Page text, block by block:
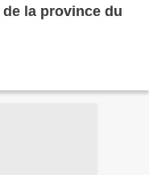
la province du